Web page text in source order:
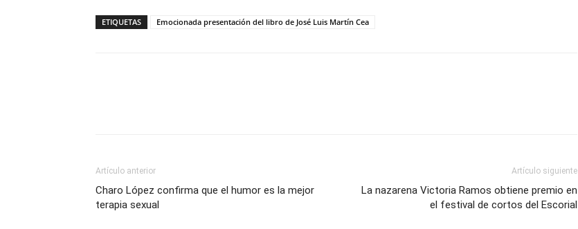
ETIQUETAS Emocionada presentación del libro de José Luis Martín Cea
Artículo anterior
Charo López confirma que el humor es la mejor
terapia sexual
Artículo siguiente
La nazarena Victoria Ramos obtiene premio en
el festival de cortos del Escorial